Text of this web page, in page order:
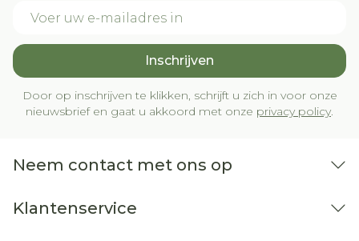
Verminderde of verhoogde eetlust
Angst, rusteloosheid, abnormale dromen,
moeilijk in slaap geraken, zich slaperig
Diarree, obstipatie, braken, droge mond
en arthralgie)
erectieproblemen, verminderd libido
Inschrijven
Door op inschrijven te klikken, schrijft u zich in voor onze
nieuwsbrief en gaat u akkoord met onze privacy policy.
Neem contact met ons op
Klantenservice